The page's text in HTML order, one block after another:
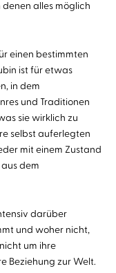
alles möglich
einen bestimmten
ist für etwas
in dem
und Traditionen
sie wirklich zu
selbst auferlegten
mit einem Zustand
dem
darüber
und woher nicht,
um ihre
Beziehung zur Welt.